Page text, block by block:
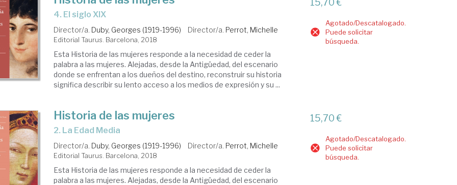
4. El siglo XIX
Director/a. Duby, Georges (1919-1996) Director/a. Perrot, Michelle
Editorial Taurus. Barcelona, 2018
Esta Historia de las mujeres responde a la necesidad de ceder la
palabra a las mujeres. Alejadas, desde la Antigüedad, del escenario
donde se enfrentan a los dueños del destino, reconstruir su historia
significa describir su lento acceso a los medios de expresión y su ...
15,70 €
Agotado/Descatalogado.
Puede solicitar
búsqueda.
Historia de las mujeres
2. La Edad Media
Director/a. Duby, Georges (1919-1996) Director/a. Perrot, Michelle
Editorial Taurus. Barcelona, 2018
Esta Historia de las mujeres responde a la necesidad de ceder la
palabra a las mujeres. Alejadas, desde la Antigüedad, del escenario
15,70 €
Agotado/Descatalogado.
Puede solicitar
búsqueda.